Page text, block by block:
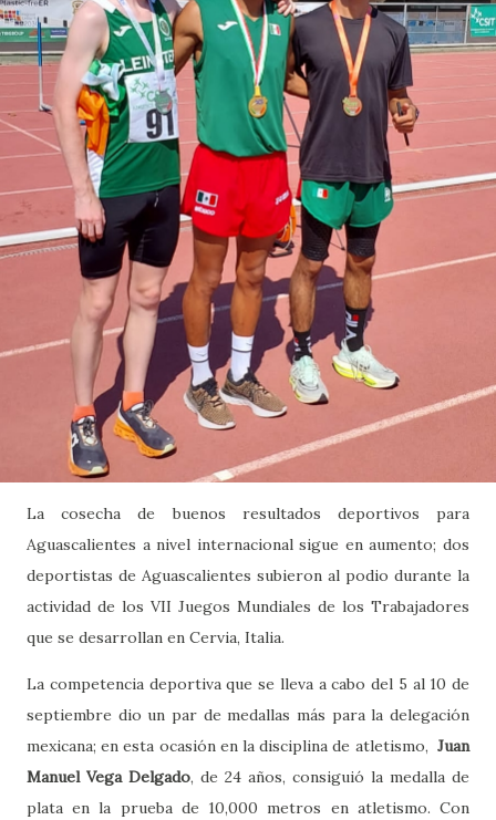
La cosecha de buenos resultados deportivos para
Aguascalientes a nivel internacional sigue en aumento; dos
deportistas de Aguascalientes subieron al podio durante la
actividad de los VII Juegos Mundiales de los Trabajadores
que se desarrollan en Cervia, Italia.
La competencia deportiva que se lleva a cabo del 5 al 10 de
septiembre dio un par de medallas más para la delegación
mexicana; en esta ocasión en la disciplina de atletismo, Juan
Manuel Vega Delgado, de 24 años, consiguió la medalla de
plata en la prueba de 10,000 metros en atletismo. Con